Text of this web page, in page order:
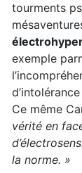
tourments
exemple
Ce même
vérité en
la norme. »